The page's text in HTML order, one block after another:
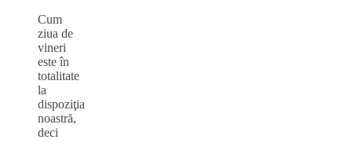
Cum
ziua de
vineri
este în
totalitate
la
dispoziţia
noastră,
deci